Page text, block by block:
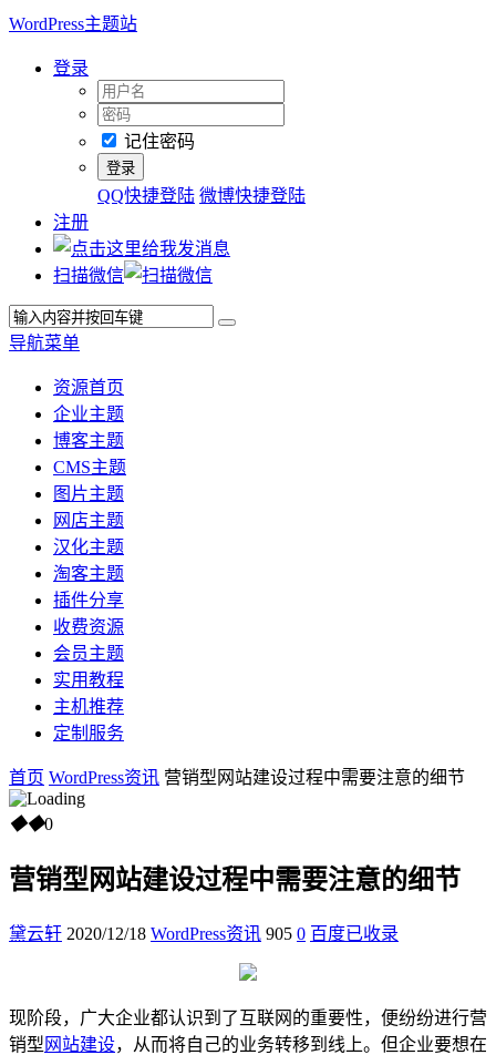
WordPress主题站
登录
记住密码
QQ快捷登陆 微博快捷登陆
注册
扫描微信
导航菜单
资源首页
企业主题
博客主题
CMS主题
图片主题
网店主题
汉化主题
淘客主题
插件分享
收费资源
会员主题
实用教程
主机推荐
定制服务
首页 WordPress资讯 营销型网站建设过程中需要注意的细节
◆◆0
营销型网站建设过程中需要注意的细节
黛云轩 2020/12/18 WordPress资讯 905 0 百度已收录
现阶段，广大企业都认识到了互联网的重要性，便纷纷进行营
销型 网站建设，从而将自己的业务转移到线上。但企业要想在